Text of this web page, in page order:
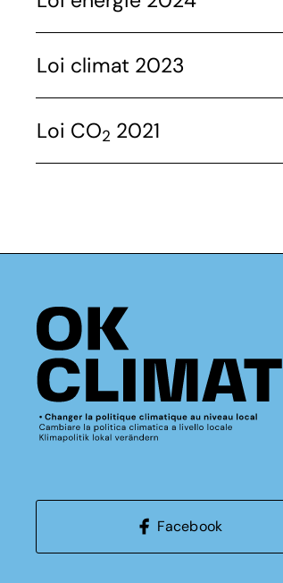
Loi climat 2023
Loi CO2 2021
Facebook